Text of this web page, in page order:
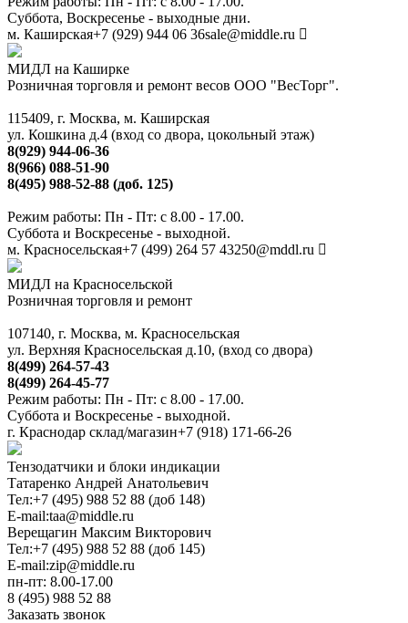
Суббота, Воскресенье - выходные дни.
м. Каширская+7 (929) 944 06 36sale@middle.ru
МИДЛ на Каширке
Розничная торговля и ремонт весов ООО "ВесТорг".
115409, г. Москва, м. Каширская
ул. Кошкина д.4 (вход со двора, цокольный этаж)
8(929) 944-06-36
8(966) 088-51-90
8(495) 988-52-88 (доб. 125)
Режим работы: Пн - Пт: с 8.00 - 17.00.
Суббота и Воскресенье - выходной.
м. Красносельская+7 (499) 264 57 43250@mddl.ru
МИДЛ на Красносельской
Розничная торговля и ремонт
107140, г. Москва, м. Красносельская
ул. Верхняя Красносельская д.10, (вход со двора)
8(499) 264-57-43
8(499) 264-45-77
Режим работы: Пн - Пт: с 8.00 - 17.00.
Суббота и Воскресенье - выходной.
г. Краснодар склад/магазин+7 (918) 171-66-26
Тензодатчики и блоки индикации
Татаренко Андрей Анатольевич
Тел:+7 (495) 988 52 88 (доб 148)
E-mail:taa@middle.ru
Верещагин Максим Викторович
Тел:+7 (495) 988 52 88 (доб 145)
E-mail:zip@middle.ru
пн-пт: 8.00-17.00
8 (495) 988 52 88
Заказать звонок